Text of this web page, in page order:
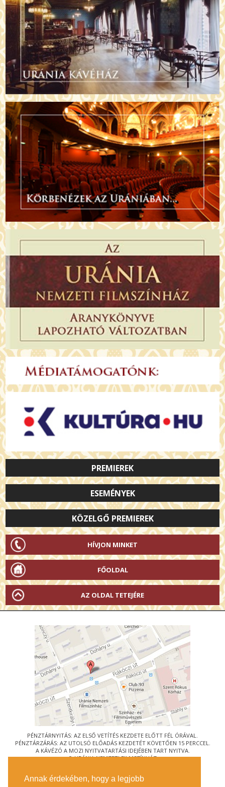
Annak érdekében, hogy a legjobb
PREMIEREK
ESEMÉNYEK
KÖZELGŐ PREMIEREK
HÍVJON MINKET
FŐOLDAL
AZ OLDAL TETEJÉRE
PÉNZTÁRNYITÁS: AZ ELSŐ VETÍTÉS KEZDETE ELŐTT FÉL ÓRÁVAL.
PÉNZTÁRZÁRÁS: AZ UTOLSÓ ELŐADÁS KEZDETÉT KÖVETŐEN 15 PERCCEL.
A KÁVÉZÓ A MOZI NYITVATARTÁSI IDEJÉBEN TART NYITVA.
© URÁNIA NEMZETI FILMSZÍNHÁZ
1088 BUDAPEST, RÁKÓCZI ÚT 21.